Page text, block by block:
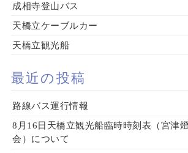
成相寺登山バス
天橋立ケーブルカー
天橋立観光船
最近の投稿
路線バス運行情報
8月16日天橋立観光船臨時時刻表（宮津
会）について